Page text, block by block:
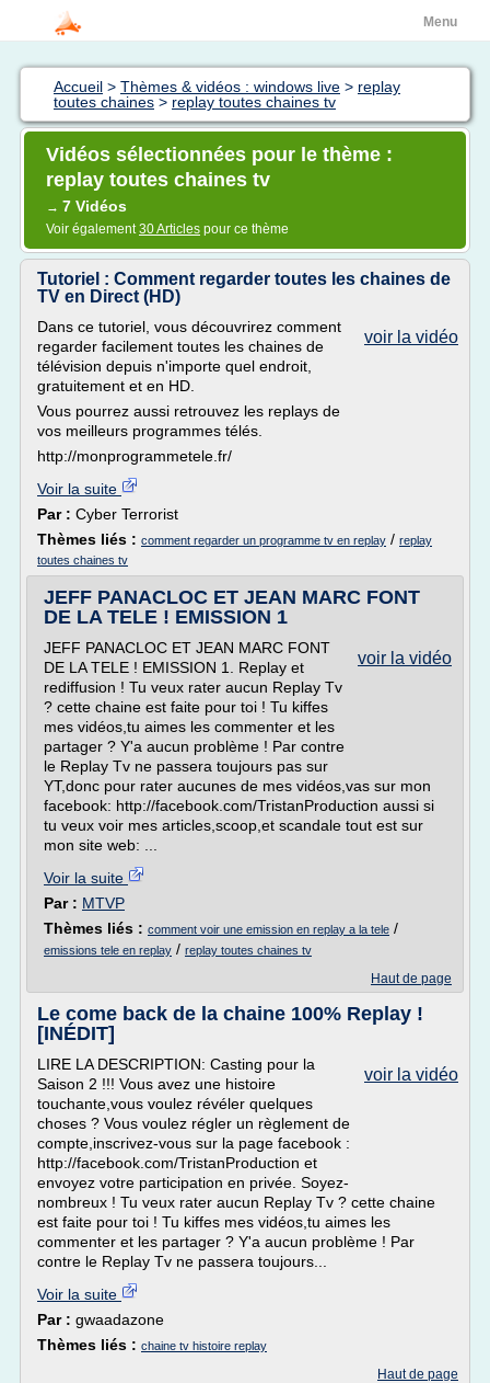
Menu
Accueil > Thèmes & vidéos : windows live > replay
toutes chaines > replay toutes chaines tv
Vidéos sélectionnées pour le thème :
replay toutes chaines tv
→ 7 Vidéos
Voir également30 Articles pour ce thème
Tutoriel : Comment regarder toutes les chaines de
TV en Direct (HD)
voir la vidéo
Dans ce tutoriel, vous découvrirez comment
regarder facilement toutes les chaines de
télévision depuis n'importe quel endroit,
gratuitement et en HD.
Vous pourrez aussi retrouvez les replays de
vos meilleurs programmes télés.
http://monprogrammetele.fr/
Voir la suite
Par : Cyber Terrorist
Thèmes liés : comment regarder un programme tv en replay / replay
toutes chaines tv
JEFF PANACLOC ET JEAN MARC FONT
DE LA TELE ! EMISSION 1
voir la vidéo
JEFF PANACLOC ET JEAN MARC FONT
DE LA TELE ! EMISSION 1. Replay et
rediffusion ! Tu veux rater aucun Replay Tv
? cette chaine est faite pour toi ! Tu kiffes
mes vidéos,tu aimes les commenter et les
partager ? Y'a aucun problème ! Par contre
le Replay Tv ne passera toujours pas sur
YT,donc pour rater aucunes de mes vidéos,vas sur mon
facebook: http://facebook.com/TristanProduction aussi si
tu veux voir mes articles,scoop,et scandale tout est sur
mon site web: ...
Voir la suite
Par : MTVP
Thèmes liés : comment voir une emission en replay a la tele /
emissions tele en replay / replay toutes chaines tv
Haut de page
Le come back de la chaine 100% Replay !
[INÉDIT]
voir la vidéo
LIRE LA DESCRIPTION: Casting pour la
Saison 2 !!! Vous avez une histoire
touchante,vous voulez révéler quelques
choses ? Vous voulez régler un règlement de
compte,inscrivez-vous sur la page facebook :
http://facebook.com/TristanProduction et
envoyez votre participation en privée. Soyez-
nombreux ! Tu veux rater aucun Replay Tv ? cette chaine
est faite pour toi ! Tu kiffes mes vidéos,tu aimes les
commenter et les partager ? Y'a aucun problème ! Par
contre le Replay Tv ne passera toujours...
Voir la suite
Par : gwaadazone
Thèmes liés : chaine tv histoire replay
Haut de page